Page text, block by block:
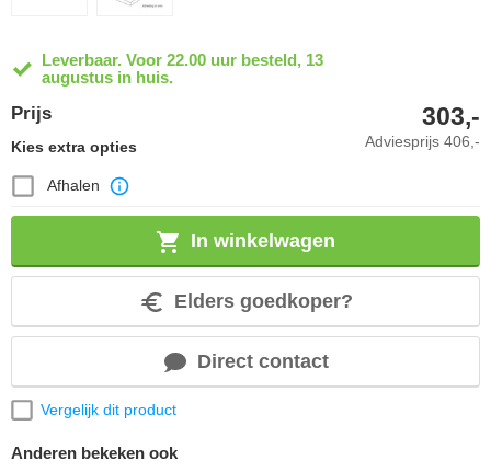
Leverbaar. Voor 22.00 uur besteld, 13
augustus in huis.
Prijs
Adviesprijs 406,-
303,-
Kies extra opties
Afhalen
In winkelwagen
Elders goedkoper?
Direct contact
Vergelijk dit product
Anderen bekeken ook